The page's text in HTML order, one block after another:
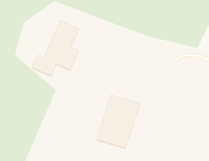
interna ed esterna
famiglia, vanno molto indietro nel